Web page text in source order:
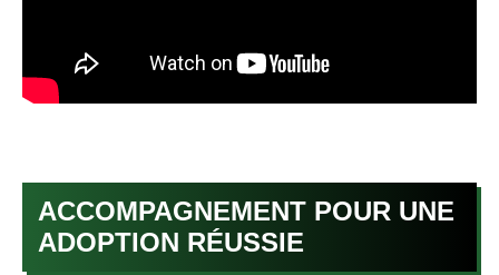
ACCOMPAGNEMENT POUR UNE
ADOPTION RÉUSSIE